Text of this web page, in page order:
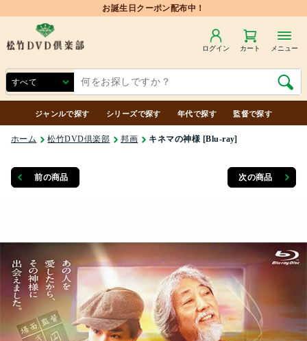
ログイン カート メニュー
ジャンルで探す シリーズで探す 年代で探す 監督で探す
ホーム 松竹DVD倶楽部 邦画 キネマの神様 [Blu-ray]
前の商品 次の商品